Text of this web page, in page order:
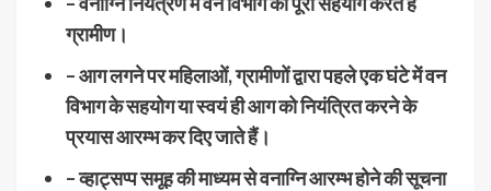
ग्रामीण।
– आग लगने पर महिलाओं, ग्रामीणों द्वारा पहले एक घंटे में वन
विभाग के सहयोग या स्वयं ही आग को नियंत्रित करने के
प्रयास आरम्भ कर दिए जाते हैं।
– व्हाट्सप्प समूह की माध्यम से वनाग्नि आरम्भ होने की सूचना